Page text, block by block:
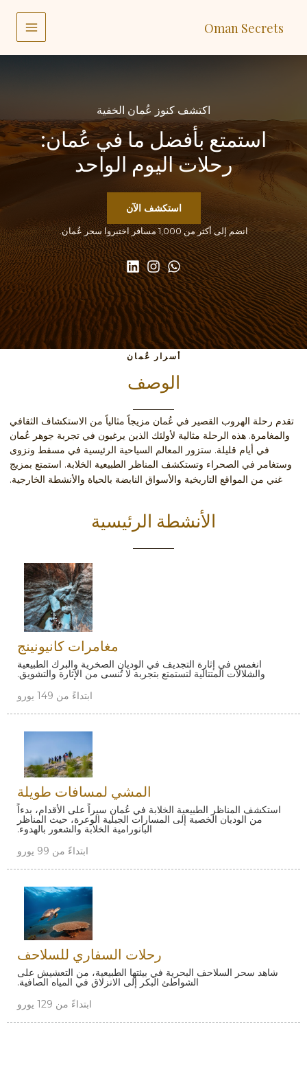
المحتوىOman Secrets
اكتشف كنوز عُمان الخفية
استمتع بأفضل ما في عُمان:
رحلات اليوم الواحد
استكشف الآن
انضم إلى أكثر من 1,000 مسافر اختبروا سحر عُمان.
أسرار عُمان
الوصف
تقدم رحلة الهروب القصير في عُمان مزيجاً مثالياً من الاستكشاف الثقافي
والمغامرة. هذه الرحلة مثالية لأولئك الذين يرغبون في تجربة جوهر عُمان
في أيام قليلة. ستزور المعالم السياحية الرئيسية في مسقط ونزوى
وستغامر في الصحراء وتستكشف المناظر الطبيعية الخلابة. استمتع بمزيج
غني من المواقع التاريخية والأسواق النابضة بالحياة والأنشطة الخارجية.
الأنشطة الرئيسية
مغامرات كانيونينج
انغمس في إثارة التجديف في الوديان الصخرية والبرك الطبيعية
والشلالات المتتالية لتستمتع بتجربة لا تُنسى من الإثارة والتشويق.
ابتداءً من 149 يورو
المشي لمسافات طويلة
استكشف المناظر الطبيعية الخلابة في عُمان سيراً على الأقدام، بدءاً
من الوديان الخصبة إلى المسارات الجبلية الوعرة، حيث المناظر
البانورامية الخلابة والشعور بالهدوء.
ابتداءً من 99 يورو
رحلات السفاري للسلاحف
شاهد سحر السلاحف البحرية في بيئتها الطبيعية، من التعشيش على
الشواطئ البكر إلى الانزلاق في المياه الصافية.
ابتداءً من 129 يورو